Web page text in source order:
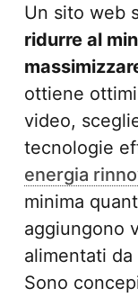
Un sito web
ridurre al
ottiene
video,
tecnologie
energia
minima
aggiungono
alimentati
Sono